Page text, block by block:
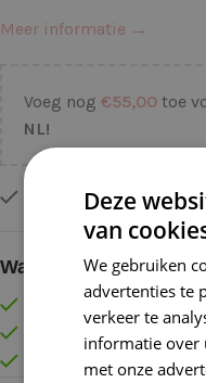
Meer informatie →
Voeg nog €55,00 toe
NL!
Op voorraad
Waarom kopen bij de
Lage verzendkosten
Gratis verzonden
Vóór 16:30 besteld =
Deze
van
We gebruiken
advertenties te
verkeer te
informatie over
met onze